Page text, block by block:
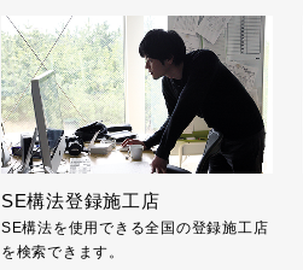
SE構法登録施工店
SE構法を使用できる全国の登録施工店
を検索できます。